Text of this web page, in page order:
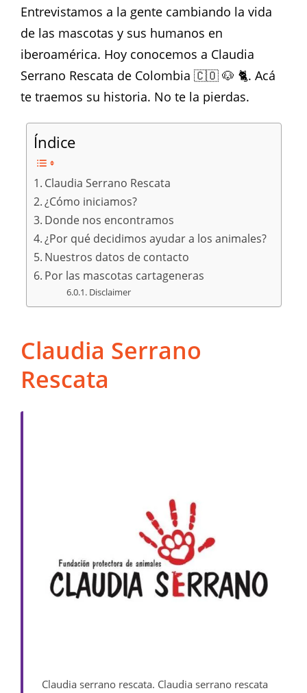
Entrevistamos a la gente cambiando la vida
de las mascotas y sus humanos en
iberoamérica. Hoy conocemos a Claudia
Serrano Rescata de Colombia 🇨🇴 🐶 🐈. Acá
te traemos su historia. No te la pierdas.
Índice
Claudia Serrano Rescata
¿Cómo iniciamos?
Donde nos encontramos
¿Por qué decidimos ayudar a los animales?
Nuestros datos de contacto
Por las mascotas cartageneras
Disclaimer
Claudia Serrano
Rescata
Claudia serrano rescata. Claudia serrano rescata